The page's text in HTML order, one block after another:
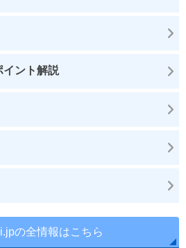
イント解説
の全情報はこちら